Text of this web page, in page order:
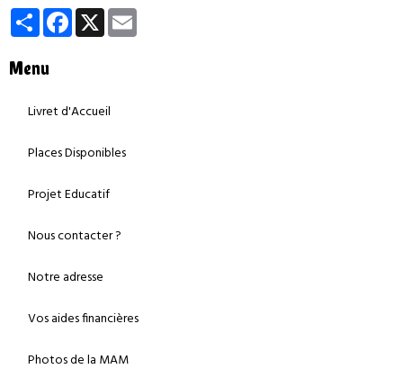
PartagerFacebook
X
Menu
Livret d'Accueil
Places Disponibles
Projet Educatif
Nous contacter ?
Notre adresse
Vos aides financières
Photos de la MAM